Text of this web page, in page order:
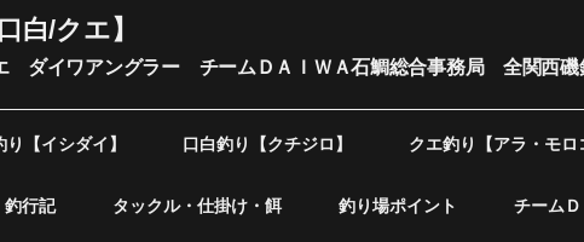
白/クエ】
ダイワアングラー チームＤＡＩＷＡ石鯛総合事務局 全関西
り【イシダイ】 口白釣り【クチジロ】 クエ釣り【アラ・モロ
釣行記 タックル・仕掛け・餌 釣り場ポイント チーム